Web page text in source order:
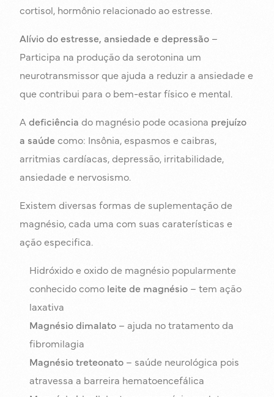
cortisol, hormônio relacionado ao estresse.
Alívio do estresse, ansiedade e depressão –
Participa na produção da serotonina um
neurotransmissor que ajuda a reduzir a ansiedade e
que contribui para o bem-estar físico e mental.
Adeficiência do magnésio pode ocasiona prejuízo
a saúde como: Insônia, espasmos e caibras,
arritmias cardíacas, depressão, irritabilidade,
ansiedade e nervosismo.
Existem diversas formas de suplementação de
magnésio, cada uma com suas caraterísticas e
ação especifica.
Hidróxido e oxido de magnésio popularmente
conhecido como leite de magnésio – tem ação
laxativa
Magnésio dimalato – ajuda no tratamento da
fibromilagia
Magnésio treteonato – saúde neurológica pois
atravessa a barreira hematoencefálica